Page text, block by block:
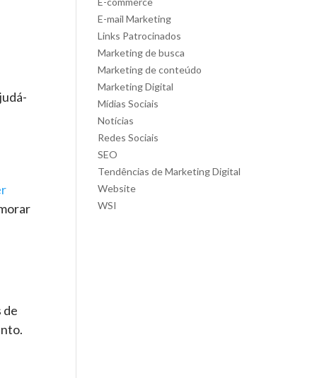
de
E-mail Marketing
Links Patrocinados
Marketing de busca
Marketing de conteúdo
Marketing Digital
Mídias Sociais
Notícias
Redes Sociais
SEO
Tendências de Marketing Digital
Website
WSI